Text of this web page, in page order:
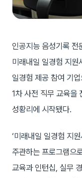
인공지능 음성기록
미래내일 일경험 지원
일경험 제공 참여 기
1차 사전 직무 교육을
성황리에 시작됐다.
‘미래내일 일경험 지
주관하는 프로그램으
교육과 인턴십, 실무